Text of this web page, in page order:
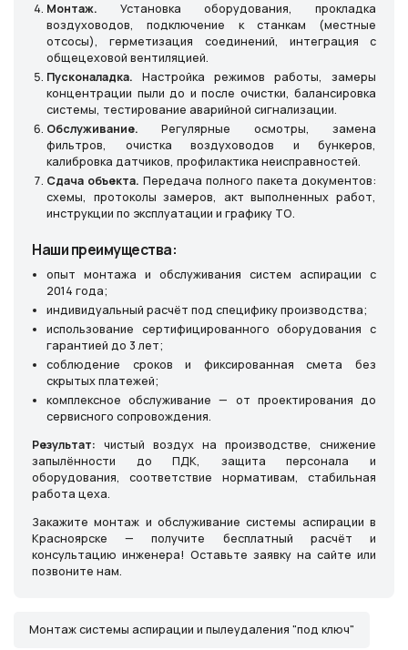
Монтаж. Установка оборудования, прокладка
воздуховодов, подключение к станкам (местные
отсосы), герметизация соединений, интеграция с
общецеховой вентиляцией.
Пусконаладка. Настройка режимов работы, замеры
концентрации пыли до и после очистки, балансировка
системы, тестирование аварийной сигнализации.
Обслуживание. Регулярные осмотры, замена
фильтров, очистка воздуховодов и бункеров,
калибровка датчиков, профилактика неисправностей.
Сдача объекта. Передача полного пакета документов:
схемы, протоколы замеров, акт выполненных работ,
инструкции по эксплуатации и графику ТО.
Наши преимущества:
опыт монтажа и обслуживания систем аспирации с
2014 года;
индивидуальный расчёт под специфику производства;
использование сертифицированного оборудования с
гарантией до 3 лет;
соблюдение сроков и фиксированная смета без
скрытых платежей;
комплексное обслуживание — от проектирования до
сервисного сопровождения.
Результат: чистый воздух на производстве, снижение
запылённости до ПДК, защита персонала и
оборудования, соответствие нормативам, стабильная
работа цеха.
Закажите монтаж и обслуживание системы аспирации в
Красноярске — получите бесплатный расчёт и
консультацию инженера! Оставьте заявку на сайте или
позвоните нам.
Монтаж системы аспирации и пылеудаления "под ключ"